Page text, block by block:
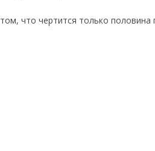
что чертится только половина